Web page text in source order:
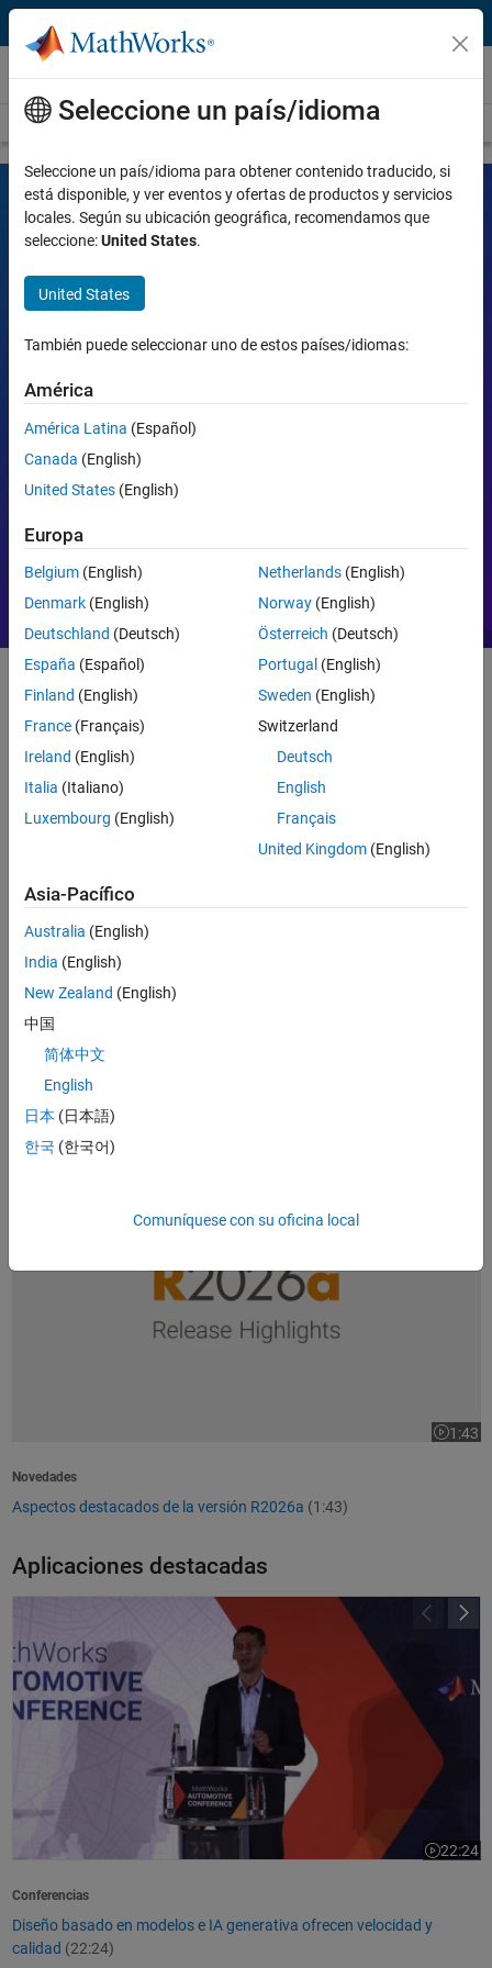
Saltar al contenido
Vídeos
Portal de vídeos Buscar
Vídeos de MATLAB y Simulink
Explore herramientas, conozca sus aplicaciones y descubra cómo
optimizan la labor de equipos de ingeniería y ciencias.
Buscar
MATLAB
Introducción
Introducción a MATLAB
Visión general del producto
Introducción a MATLAB
Populares
1:43
Novedades
Aspectos destacados de la versión R2026a (1:43)
Aplicaciones destacadas
Diseño basado en modelos e IA generativa ofrecen velocidad y calidad
22:24
Duración
Conferencias
Diseño basado en modelos e IA generativa ofrecen velocidad y
calidad (22:24)
Seleccione un país/idioma
Seleccione un país/idioma para obtener contenido traducido, si
está disponible, y ver eventos y ofertas de productos y servicios
locales. Según su ubicación geográfica, recomendamos que
seleccione:United States.
United States
También puede seleccionar uno de estos países/idiomas:
América
América Latina (Español)
Canada (English)
United States (English)
Europa
Belgium (English)
Denmark (English)
Deutschland (Deutsch)
España (Español)
Finland (English)
France (Français)
Ireland (English)
Italia (Italiano)
Luxembourg (English)
Netherlands(English)
Norway(English)
Österreich (Deutsch)
Portugal (English)
Sweden (English)
Switzerland
Deutsch
English
Français
United Kingdom(English)
Asia-Pacífico
Australia (English)
India (English)
New Zealand (English)
中国
简体中文
English
日本 (日本語)
한국 (한국어)
Comuníquese con su oficina local